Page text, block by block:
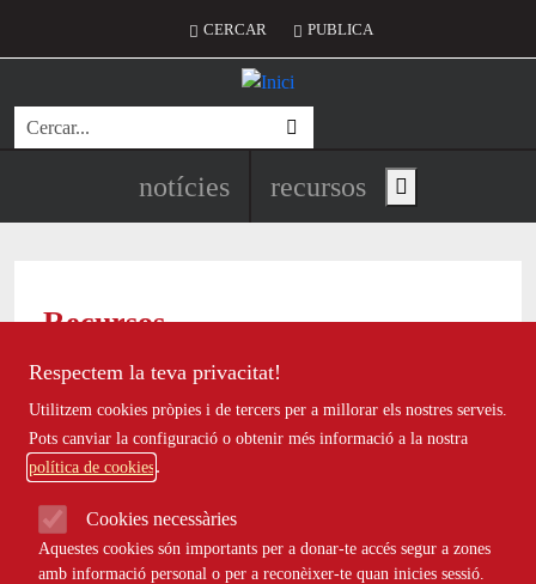
Respectem la teva privacitat!
Utilitzem cookies pròpies i de tercers per a millorar els nostres serveis.
Pots canviar la configuració o obtenir més informació a la nostra
política de cookies
Cookies necessàries
Aquestes cookies són importants per a donar-te accés segur a zones
amb informació personal o per a reconèixer-te quan inicies sessió.
Menú del compte d'usuari
CERCAR PUBLICA
Cerca
Navegació principal de
notícies recursos Show main menu
Recursos
Tots | Econòmic | Jurídic | Projectes
Assessorament | Fes voluntariat | Webinars
Fes voluntariat